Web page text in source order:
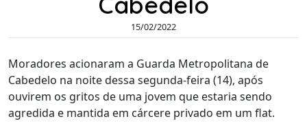
15/02/2022
Moradores acionaram a Guarda Metropolitana de
Cabedelo na noite dessa segunda-feira (14), após
ouvirem os gritos de uma jovem que estaria sendo
agredida e mantida em cárcere privado em um flat.